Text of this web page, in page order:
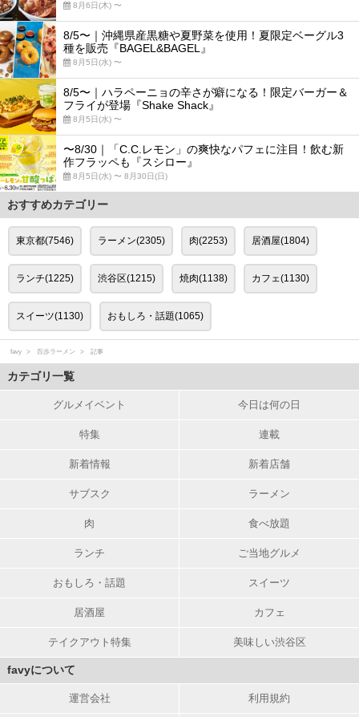
8月6日(木) 〜
8/5〜｜沖縄県産黒糖や夏野菜を使用！夏限定ベーグル3
種を販売『BAGEL&BAGEL』
8月5日(水) 〜
8/5〜｜ハラペーニョの辛さが癖になる！限定バーガー＆
フライが登場『Shake Shack』
8月5日(水) 〜
〜8/30｜「C.C.レモン」の爽快なパフェに注目！飲む新
作フラッペも『スシロー』
8月5日(水) 〜 8月30日(日)
おすすめカテゴリー
東京都(7546) ラーメン(2305) 肉(2253) 居酒屋(1804)
ランチ(1225) 渋谷区(1215) 焼肉(1138) カフェ(1130)
スイーツ(1130) おもしろ・話題(1065)
favy 百歩ラーメン 記事
カテゴリ一覧
グルメイベント 今日は何の日
特集 連載
新着情報 新着店舗
サブスク ラーメン
肉 食べ放題
ランチ ご当地グルメ
おもしろ・話題 スイーツ
居酒屋 カフェ
テイクアウト特集 美味しい渋谷区
favyについて
運営会社 利用規約